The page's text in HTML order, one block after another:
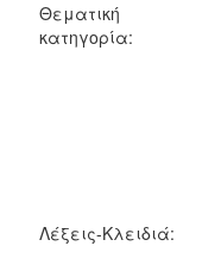
Θεματική
κατηγορία:
Λέξεις-Κλειδιά: